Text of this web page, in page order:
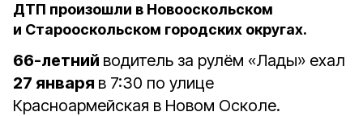
ДТП произошли в Новооскольском
и Старооскольском городских округах.
66-летний водитель за рулём «Лады» ехал
27 января в 7:30 по улице
Красноармейская в Новом Осколе.